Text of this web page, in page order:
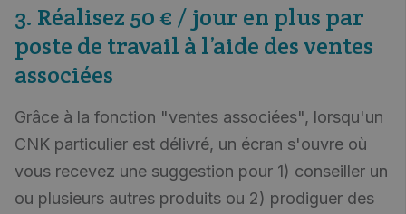
3. Réalisez 50 € / jour en plus par
poste de travail à l’aide des ventes
associées
Grâce à la fonction "ventes associées", lorsqu'un
CNK particulier est délivré, un écran s'ouvre où
vous recevez une suggestion pour 1) conseiller un
ou plusieurs autres produits ou 2) prodiguer des